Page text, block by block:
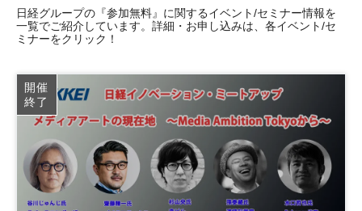
日経グループの『参加無料』に関するイベント/セミナー情報を
一覧でご紹介しています。詳細・お申し込みは、各イベント/セ
ミナーをクリック！
開催
終了